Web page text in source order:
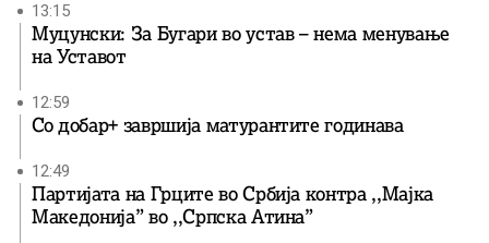
13:15
Муцунски: За Бугари во устав – нема менување
на Уставот
12:59
Со добар+ завршија матурантите годинава
12:49
Партијата на Грците во Србија контра ,,Мајка
Македонија” во ,,Српска Атина”